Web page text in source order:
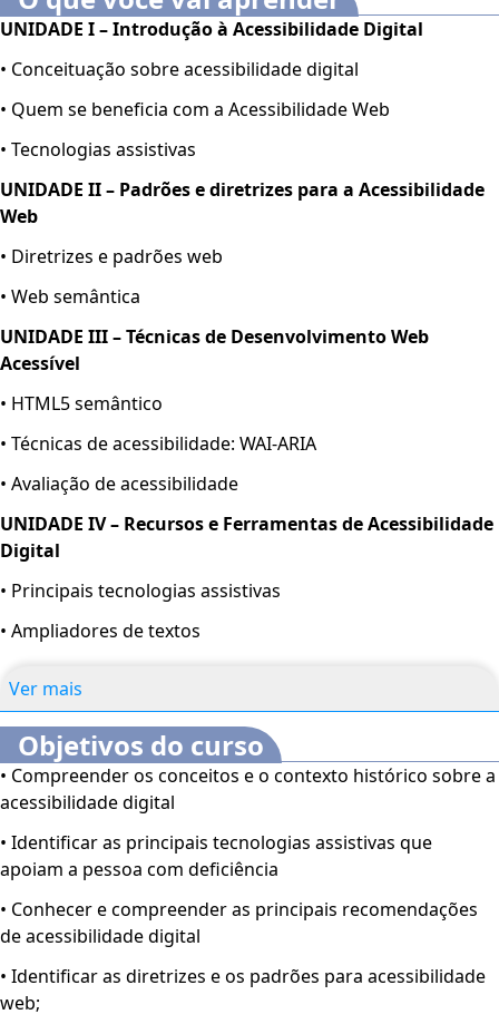
UNIDADE I – Introdução à Acessibilidade Digital
• Conceituação sobre acessibilidade digital
• Quem se beneficia com a Acessibilidade Web
• Tecnologias assistivas
UNIDADE II – Padrões e diretrizes para a Acessibilidade
Web
• Diretrizes e padrões web
• Web semântica
UNIDADE III – Técnicas de Desenvolvimento Web
Acessível
• HTML5 semântico
• Técnicas de acessibilidade: WAI-ARIA
• Avaliação de acessibilidade
UNIDADE IV – Recursos e Ferramentas de Acessibilidade
Digital
• Principais tecnologias assistivas
• Ampliadores de textos
Ver mais
Objetivos do curso
• Compreender os conceitos e o contexto histórico sobre a
acessibilidade digital
• Identificar as principais tecnologias assistivas que
apoiam a pessoa com deficiência
• Conhecer e compreender as principais recomendações
de acessibilidade digital
• Identificar as diretrizes e os padrões para acessibilidade
web;